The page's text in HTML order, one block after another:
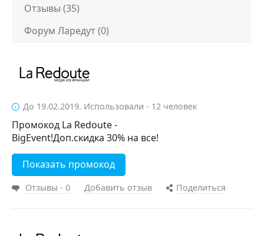
Отзывы (35)
Форум Ларедут (0)
До 19.02.2019. Использовали - 12 человек
Промокод La Redoute -
BigEvent!Доп.скидка 30% на все!
Показать промокод
Отзывы - 0 Добавить отзыв Поделиться